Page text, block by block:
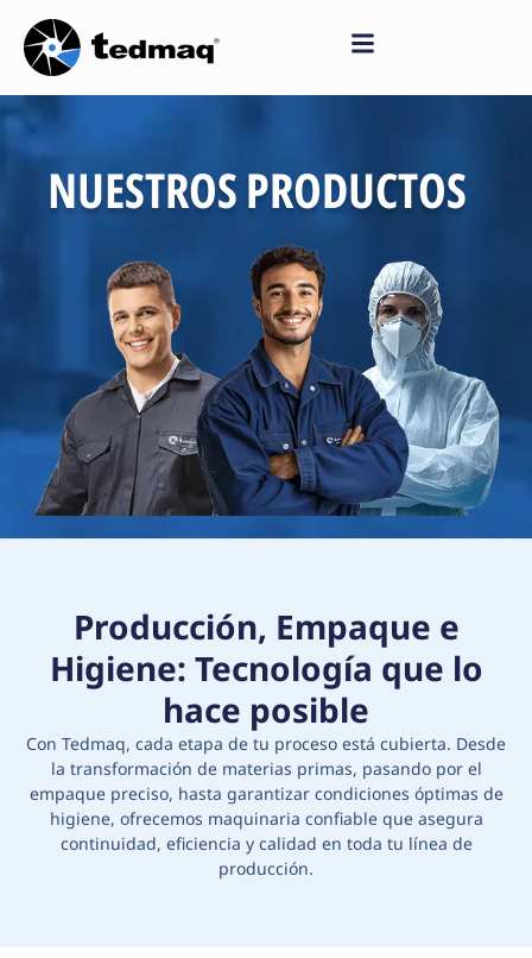
Saltar
al
contenido
NUESTROS PRODUCTOS
Producción, Empaque e
Higiene: Tecnología que lo
hace posible
Con Tedmaq, cada etapa de tu proceso está cubierta. Desde
la transformación de materias primas, pasando por el
empaque preciso, hasta garantizar condiciones óptimas de
higiene, ofrecemos maquinaria confiable que asegura
continuidad, eficiencia y calidad en toda tu línea de
producción.